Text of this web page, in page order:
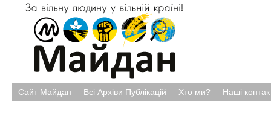
Сайт Майдан Всі Архіви Публікацій Хто ми? Наші